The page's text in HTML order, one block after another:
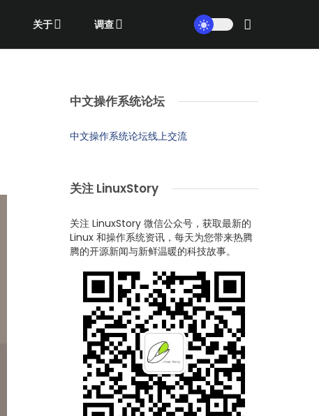
关于 调查
中文操作系统论坛
中文操作系统论坛线上交流
关注 LinuxStory
关注 LinuxStory 微信公众号，获取最新的
Linux 和操作系统资讯，每天为您带来热腾
腾的开源新闻与新鲜温暖的科技故事。